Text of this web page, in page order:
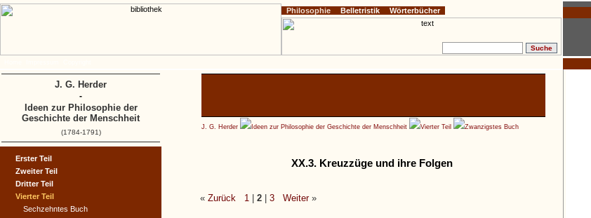
J. G. Herder Ideen zur Philosophie der Geschichte der Menschheit Vierter Teil Zwanzigstes Buch
XX.3. Kreuzzüge und ihre Folgen
« Zurück 1 2 3 Weiter»
Erster Teil
Zweiter Teil
Dritter Teil
Vierter Teil
Sechzehntes Buch
Philosophie Belletristik Wörterbücher
J. G. Herder
-
Ideen zur Philosophie der
Geschichte der Menschheit
(1784-1791)